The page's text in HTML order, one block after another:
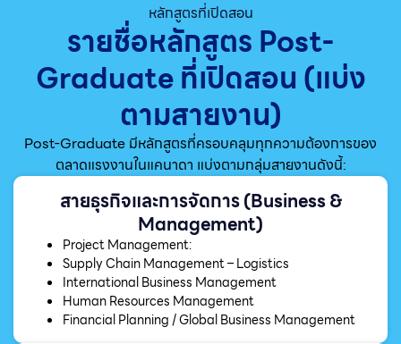
หลักสูตรที่เปิดสอน
รายชื่อหลักสูตร Post-
Graduate ที่เปิดสอน (แบ่ง
ตามสายงาน)
Post-Graduate มีหลักสูตรที่ครอบคลุมทุกความต้องการของ
ตลาดแรงงานในแคนาดา แบ่งตามกลุ่มสายงานดังนี้:
สายธุรกิจและการจัดการ (Business &
Management)
Project Management:
Supply Chain Management – Logistics
International Business Management
Human Resources Management
Financial Planning / Global Business Management